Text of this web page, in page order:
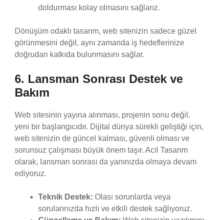
doldurması kolay olmasını sağlarız.
Dönüşüm odaklı tasarım, web sitenizin sadece güzel
görünmesini değil, aynı zamanda iş hedeflerinize
doğrudan katkıda bulunmasını sağlar.
6. Lansman Sonrası Destek ve
Bakım
Web sitesinin yayına alınması, projenin sonu değil,
yeni bir başlangıcıdır. Dijital dünya sürekli geliştiği için,
web sitenizin de güncel kalması, güvenli olması ve
sorunsuz çalışması büyük önem taşır. Acil Tasarım
olarak, lansman sonrası da yanınızda olmaya devam
ediyoruz.
Teknik Destek: Olası sorunlarda veya
sorularınızda hızlı ve etkili destek sağlıyoruz.